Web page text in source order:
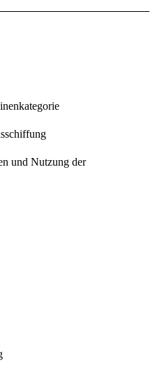
und Nutzung der